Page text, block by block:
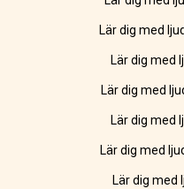
Lär dig med
Lär dig med
Lär dig med
Lär dig med
Lär dig med
Lär dig med